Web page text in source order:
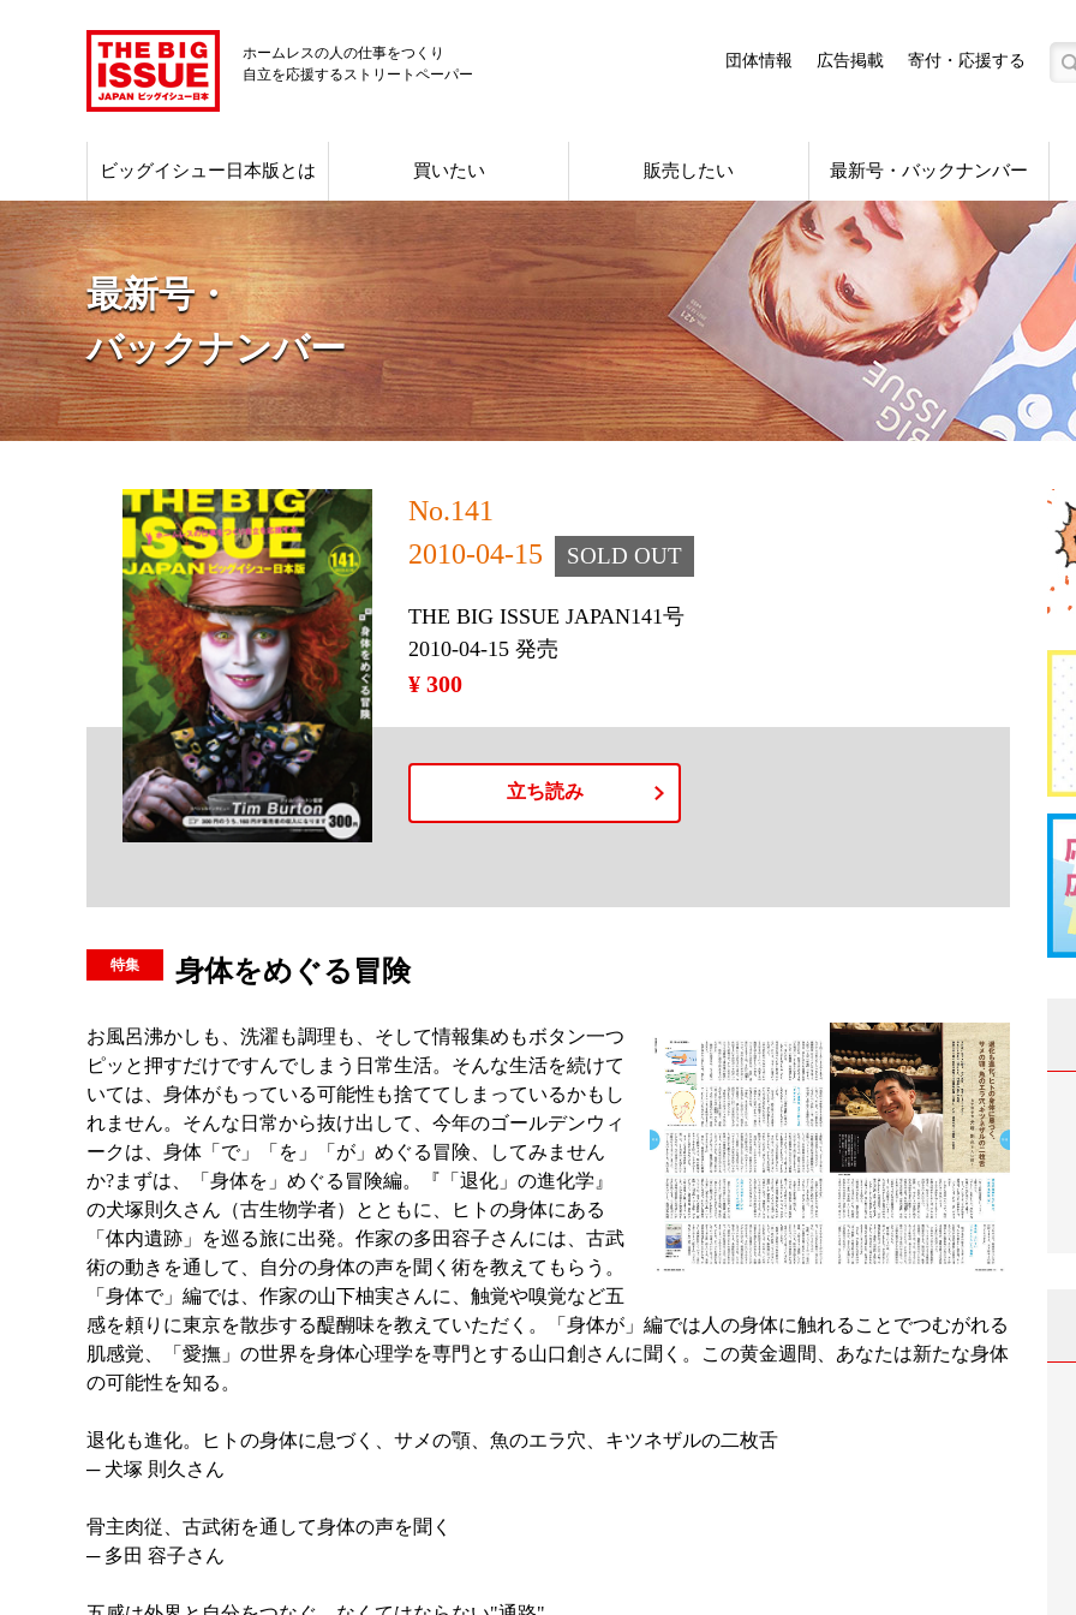
ホームレスの人の仕事をつくり
自立を応援するストリートペーパー
ビッグイシュー日本版とは 買いたい 販売したい 最新号・バックナンバー
団体情報 広告掲載 寄付・応援する
最新号・
バックナンバー
No.141
2010-04-15
SOLD OUT
THE BIG ISSUE JAPAN141号
2010-04-15 発売
¥ 300
立ち読み
身体をめぐる冒険
お風呂沸かしも、洗濯も調理も、そして情報集めもボタン一つ
ピッと押すだけですんでしまう日常生活。そんな生活を続けて
いては、身体がもっている可能性も捨ててしまっているかもし
れません。そんな日常から抜け出して、今年のゴールデンウィ
ークは、身体「で」「を」「が」めぐる冒険、してみません
か?まずは、「身体を」めぐる冒険編。『「退化」の進化学』
の犬塚則久さん（古生物学者）とともに、ヒトの身体にある
「体内遺跡」を巡る旅に出発。作家の多田容子さんには、古武
術の動きを通して、自分の身体の声を聞く術を教えてもらう。
「身体で」編では、作家の山下柚実さんに、触覚や嗅覚など五
感を頼りに東京を散歩する醍醐味を教えていただく。「身体が」編では人の身体に触れることでつむがれる
肌感覚、「愛撫」の世界を身体心理学を専門とする山口創さんに聞く。この黄金週間、あなたは新たな身体
の可能性を知る。
退化も進化。ヒトの身体に息づく、サメの顎、魚のエラ穴、キツネザルの二枚舌
─ 犬塚 則久さん
骨主肉従、古武術を通して身体の声を聞く
─ 多田 容子さん